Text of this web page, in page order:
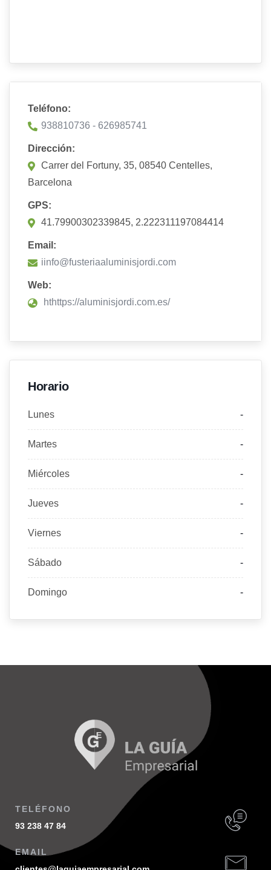
Teléfono:
938810736 - 626985741
Dirección:
Carrer del Fortuny, 35, 08540 Centelles,
Barcelona
GPS:
41.79900302339845, 2.222311197084414
Email:
iinfo@fusteriaaluminisjordi.com
Web:
hthttps://aluminisjordi.com.es/
Horario
Lunes -
Martes -
Miércoles -
Jueves -
Viernes -
Sábado -
Domingo -
TELÉFONO
93 238 47 84
EMAIL